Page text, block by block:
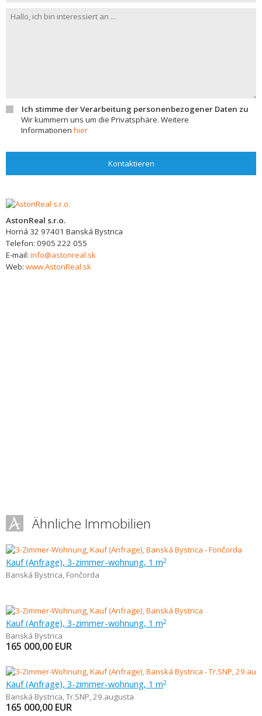
Ich stimme der Verarbeitung personenbezogener Daten zu
Wir kümmern uns um die Privatsphäre. Weitere
Informationen hier
Kontaktieren
AstonReal s.r.o.
Horná 32 97401 Banská Bystrica
Telefon: 0905 222 055
E-mail: info@astonreal.sk
Web: www.AstonReal.sk
Ähnliche Immobilien
Kauf (Anfrage), 3-zimmer-wohnung, 1 m2
Banská Bystrica, Fončorda
Kauf (Anfrage), 3-zimmer-wohnung, 1 m2
Banská Bystrica
165 000,00 EUR
Kauf (Anfrage), 3-zimmer-wohnung, 1 m2
Banská Bystrica,Tr.SNP, 29.augusta
165 000,00 EUR